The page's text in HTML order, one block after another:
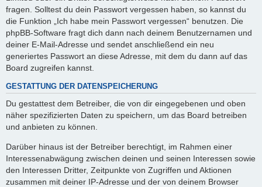
fragen. Solltest du dein Passwort vergessen haben, so kannst du
die Funktion „Ich habe mein Passwort vergessen“ benutzen. Die
phpBB-Software fragt dich dann nach deinem Benutzernamen und
deiner E-Mail-Adresse und sendet anschließend ein neu
generiertes Passwort an diese Adresse, mit dem du dann auf das
Board zugreifen kannst.
GESTATTUNG DER DATENSPEICHERUNG
Du gestattest dem Betreiber, die von dir eingegebenen und oben
näher spezifizierten Daten zu speichern, um das Board betreiben
und anbieten zu können.
Darüber hinaus ist der Betreiber berechtigt, im Rahmen einer
Interessenabwägung zwischen deinen und seinen Interessen sowie
den Interessen Dritter, Zeitpunkte von Zugriffen und Aktionen
zusammen mit deiner IP-Adresse und der von deinem Browser